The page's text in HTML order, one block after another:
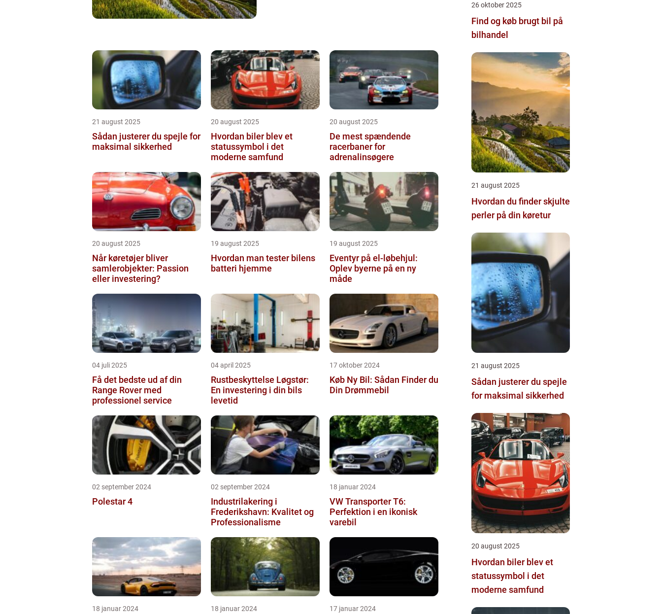
21 august 2025
Sådan justerer du spejle for
maksimal sikkerhed
20 august 2025
Hvordan biler blev et
statussymbol i det
moderne samfund
20 august 2025
De mest spændende
racerbaner for
adrenalinsøgere
20 august 2025
Når køretøjer bliver
samlerobjekter: Passion
eller investering?
19 august 2025
Hvordan man tester bilens
batteri hjemme
19 august 2025
Eventyr på el-løbehjul:
Oplev byerne på en ny
måde
04 juli 2025
Få det bedste ud af din
Range Rover med
professionel service
04 april 2025
Rustbeskyttelse Løgstør:
En investering i din bils
levetid
17 oktober 2024
Køb Ny Bil: Sådan Finder du
Din Drømmebil
02 september 2024
Polestar 4
02 september 2024
Industrilakering i
Frederikshavn: Kvalitet og
Professionalisme
18 januar 2024
VW Transporter T6:
Perfektion i en ikonisk
varebil
18 januar 2024 18 januar 2024 17 januar 2024
26 oktober 2025
Find og køb brugt bil på
bilhandel
21 august 2025
Hvordan du finder skjulte
perler på din køretur
21 august 2025
Sådan justerer du spejle
for maksimal sikkerhed
20 august 2025
Hvordan biler blev et
statussymbol i det
moderne samfund